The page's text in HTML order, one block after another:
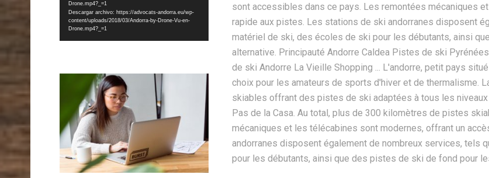
Drone.mp4?_=1
Descargar archivo: https://advocats-andorra.eu/wp-
content/uploads/2018/03/Andorra-by-Drone-Vu-en-
Drone.mp4?_=1